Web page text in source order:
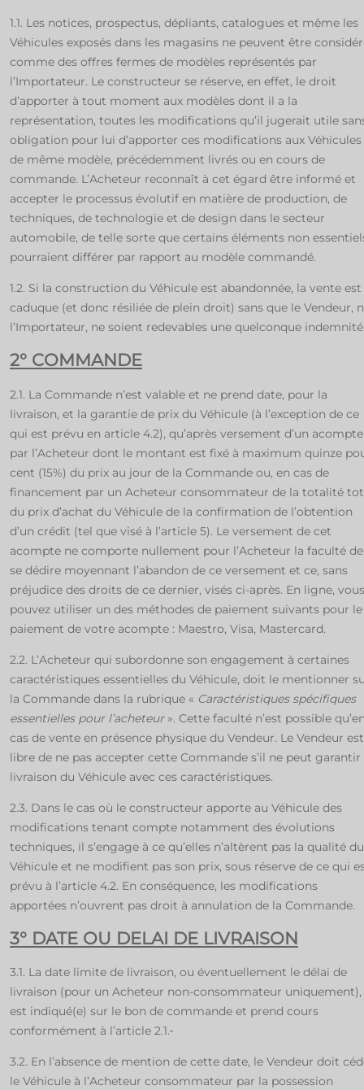
1.1. Les notices, prospectus, dépliants, catalogues et même les
Véhicules exposés dans les magasins ne peuvent être
comme des offres fermes de modèles représentés par
l’Importateur. Le constructeur se réserve, en effet, le droit
d’apporter à tout moment aux modèles dont il a la
représentation, toutes les modifications qu’il jugerait utile
obligation pour lui d’apporter ces modifications aux Véhicules
de même modèle, précédemment livrés ou en cours de
commande. L’Acheteur reconnaît à cet égard être informé et
accepter le processus évolutif en matière de production, de
techniques, de technologie et de design dans le secteur
automobile, de telle sorte que certains éléments non
pourraient différer par rapport au modèle commandé.
1.2. Si la construction du Véhicule est abandonnée, la vente est
caduque (et donc résiliée de plein droit) sans que le Vendeur,
l’Importateur, ne soient redevables une quelconque
2° COMMANDE
2.1. La Commande n’est valable et ne prend date, pour la
livraison, et la garantie de prix du Véhicule (à l’exception de ce
qui est prévu en article 4.2), qu’après versement d’un acompte
par l’Acheteur dont le montant est fixé à maximum quinze
cent (15%) du prix au jour de la Commande ou, en cas de
financement par un Acheteur consommateur de la totalité
du prix d’achat du Véhicule de la confirmation de l’obtention
d’un crédit (tel que visé à l’article 5). Le versement de cet
acompte ne comporte nullement pour l’Acheteur la faculté de
se dédire moyennant l’abandon de ce versement et ce, sans
préjudice des droits de ce dernier, visés ci-après. En ligne, vous
pouvez utiliser un des méthodes de paiement suivants pour le
paiement de votre acompte : Maestro, Visa, Mastercard.
2.2. L’Acheteur qui subordonne son engagement à certaines
caractéristiques essentielles du Véhicule, doit le mentionner
la Commande dans la rubrique « Caractéristiques spécifiques
essentielles pour l’acheteur». Cette faculté n’est possible
cas de vente en présence physique du Vendeur. Le Vendeur est
libre de ne pas accepter cette Commande s’il ne peut garantir
livraison du Véhicule avec ces caractéristiques.
2.3. Dans le cas où le constructeur apporte au Véhicule des
modifications tenant compte notamment des évolutions
techniques, il s’engage à ce qu’elles n’altèrent pas la qualité du
Véhicule et ne modifient pas son prix, sous réserve de ce qui
prévu à l’article 4.2. En conséquence, les modifications
apportées n’ouvrent pas droit à annulation de la Commande.
3° DATE OU DELAI DE LIVRAISON
3.1. La date limite de livraison, ou éventuellement le délai de
livraison (pour un Acheteur non-consommateur uniquement),
est indiqué(e) sur le bon de commande et prend cours
conformément à l’article 2.1.
3.2. En l’absence de mention de cette date, le Vendeur doit
le Véhicule à l’Acheteur consommateur par la possession